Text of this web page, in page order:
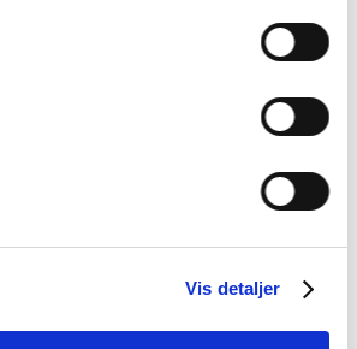
Vis detaljer
Forstoppelse –
har inviteret speciallæge i
Lotte Fynne, til at fortælle om